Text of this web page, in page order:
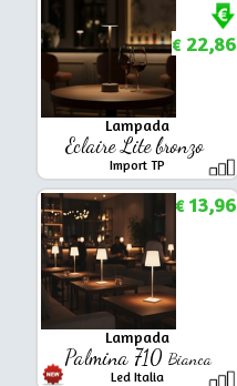
Lampada
Eclaire Lite bronzo
Import TP
€22,86
Lampada
Palmina 710 Bianca
Led Italia
€13,96